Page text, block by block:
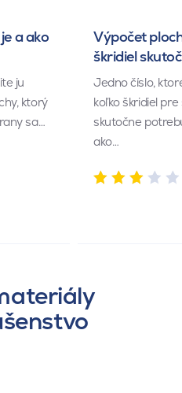
a ako
ju
ktorý
sa…
Výpočet
škridiel
Jedno číslo,
koľko škridiel
skutočne
ako…